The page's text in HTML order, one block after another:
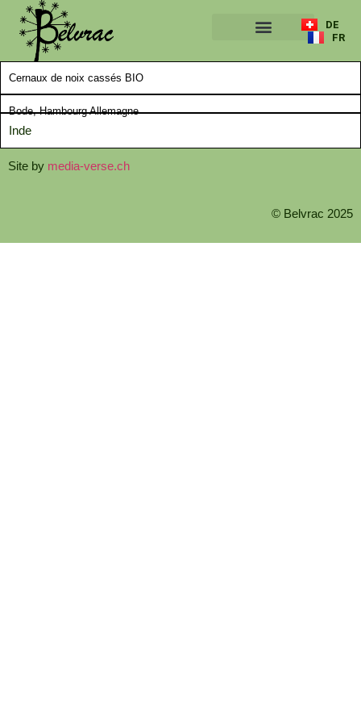
DE
FR
Cernaux de noix cassés BIO
Bode, Hambourg Allemagne
Inde
Site by media-verse.ch
© Belvrac 2025